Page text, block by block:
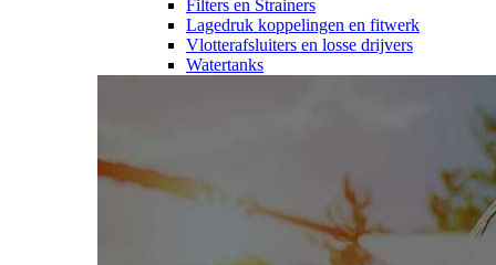
Filters en Strainers
Lagedruk koppelingen en fitwerk
Vlotterafsluiters en losse drijvers
Watertanks